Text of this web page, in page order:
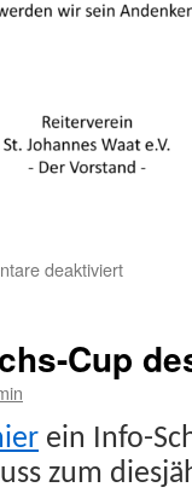
deaktiviertfür
Cup
ein Info-
zum